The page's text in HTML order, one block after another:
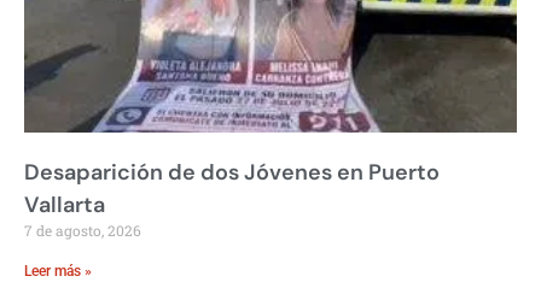
Desaparición de dos Jóvenes en Puerto
Vallarta
7 de agosto, 2026
Leer más »